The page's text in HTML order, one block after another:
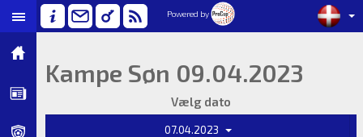
Powered by
Kampe Søn 09.04.2023
Vælg dato
07.04.2023